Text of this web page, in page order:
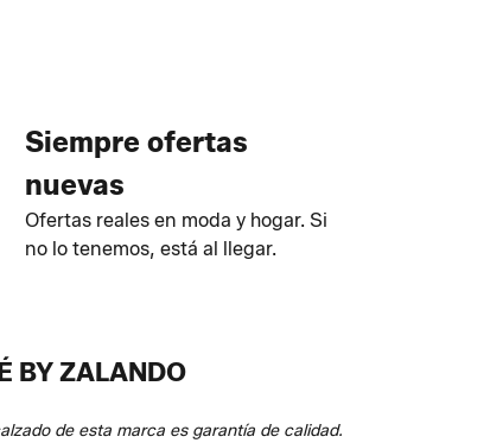
Siempre ofertas
nuevas
Ofertas reales en moda y hogar. Si
no lo tenemos, está al llegar.
BY ZALANDO
de esta marca es garantía de calidad.